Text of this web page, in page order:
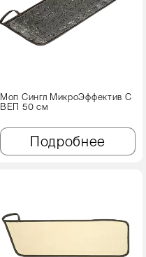
Моп Сингл МикроЭффектив С
ВЕП 50 см
Подробнее